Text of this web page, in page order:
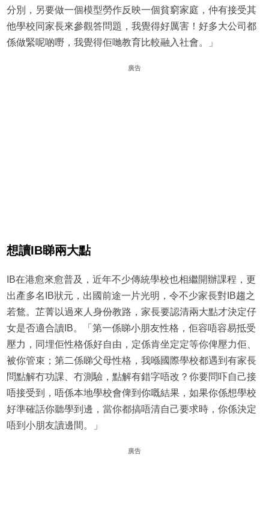
分別，另要做一個模型勞作反映一個貧窮家庭，仲有接受其
他學校同家長來參觀答問題，我覺得好厲害！好多大公司都
係做緊呢啲嘢，我覺得佢哋教育比較融入社會。」
廣告
想讀IB睇兩大點
IB在港愈來愈普及，近年不少傳統學校也相繼開辦課程，更
出產多名IB狀元，出國前途一片光明，令不少家長對IB趨之
若鶩。芷菁以過來人身份教路，家長要認清兩大點才決定仔
女是否適合讀IB。「第一係睇小朋友性格，佢容唔容易抵受
壓力，同埋佢性格係好自由，定係肯坐定定等你俾壓力佢、
被你管束；第二係睇父母性格，我喺國際學校都遇到有家長
問點解冇功課、冇測驗，點解有錯字唔改？你要問吓自己接
唔接受到，唔係本地學校會俾到你嘅結果，如果你係想學校
好準確話你聽學到邊，當你都搞唔清自己要求時，你係決定
唔到小朋友讀邊間。」
廣告